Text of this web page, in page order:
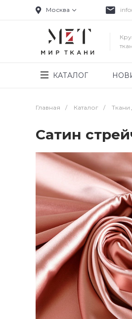
Москва
КАТАЛОГ
Главная / Каталог /
Сатин